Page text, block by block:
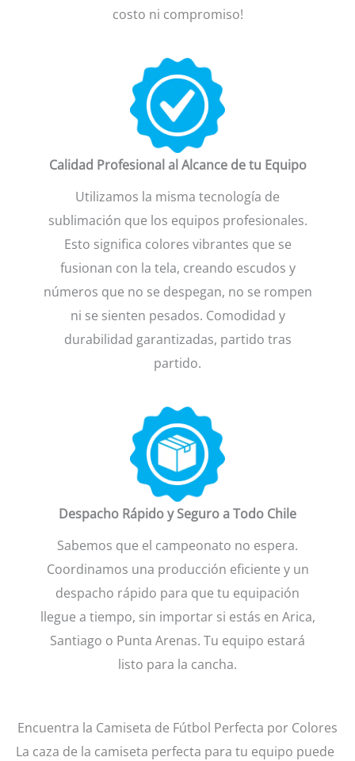
costo ni compromiso!
Calidad Profesional al Alcance de tu Equipo
Utilizamos la misma tecnología de
sublimación que los equipos profesionales.
Esto significa colores vibrantes que se
fusionan con la tela, creando escudos y
números que no se despegan, no se rompen
ni se sienten pesados. Comodidad y
durabilidad garantizadas, partido tras
partido.
Despacho Rápido y Seguro a Todo Chile
Sabemos que el campeonato no espera.
Coordinamos una producción eficiente y un
despacho rápido para que tu equipación
llegue a tiempo, sin importar si estás en Arica,
Santiago o Punta Arenas. Tu equipo estará
listo para la cancha.
Encuentra la Camiseta de Fútbol Perfecta por Colores
La caza de la camiseta perfecta para tu equipo puede